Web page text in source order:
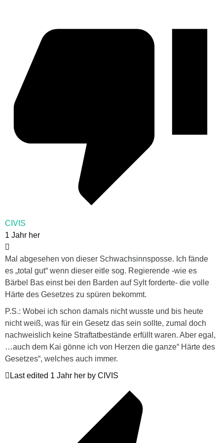
CIVIS
1 Jahr her
Mal abgesehen von dieser Schwachsinnsposse. Ich fände
es „total gut“ wenn dieser eitle sog. Regierende -wie es
Bärbel Bas einst bei den Barden auf Sylt forderte- die volle
Härte des Gesetzes zu spüren bekommt.
P.S.: Wobei ich schon damals nicht wusste und bis heute
nicht weiß, was für ein Gesetz das sein sollte, zumal doch
nachweislich keine Straftatbestände erfüllt waren. Aber egal,
…auch dem Kai gönne ich von Herzen die ganze“ Härte des
Gesetzes“, welches auch immer.
Last edited 1 Jahr her by CIVIS